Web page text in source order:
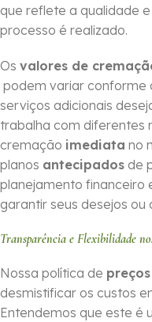
que reflete a qualidade e
processo é realizado.
Os valores de
podem variar conforme
serviços adicionais
trabalha com diferentes
cremação imediata no
planos antecipados de
planejamento financeiro
garantir seus desejos ou
Transparência e Flexibilidade
Nossa política de
desmistificar os custos
Entendemos que este é